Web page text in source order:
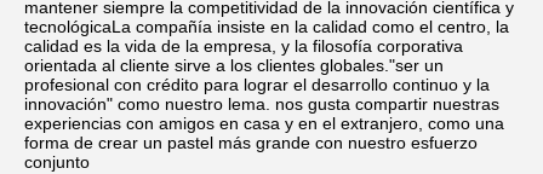
mantener siempre la competitividad de la innovación científica y
tecnológicaLa compañía insiste en la calidad como el centro, la
calidad es la vida de la empresa, y la filosofía corporativa
orientada al cliente sirve a los clientes globales."ser un
profesional con crédito para lograr el desarrollo continuo y la
innovación" como nuestro lema. nos gusta compartir nuestras
experiencias con amigos en casa y en el extranjero, como una
forma de crear un pastel más grande con nuestro esfuerzo
conjunto